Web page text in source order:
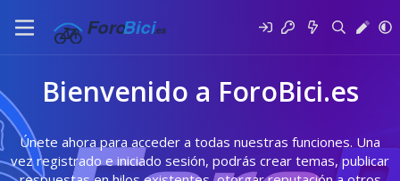
Bienvenido a ForoBici.es
Únete ahora para acceder a todas nuestras funciones. Una
vez registrado e iniciado sesión, podrás crear temas, publicar